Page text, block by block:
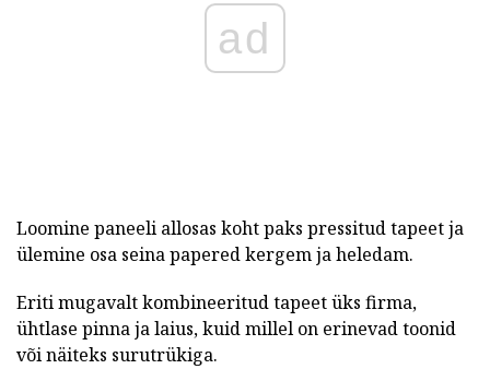
ad
Loomine paneeli allosas koht paks pressitud tapeet ja
ülemine osa seina papered kergem ja heledam.
Eriti mugavalt kombineeritud tapeet üks firma,
ühtlase pinna ja laius, kuid millel on erinevad toonid
või näiteks surutrükiga.